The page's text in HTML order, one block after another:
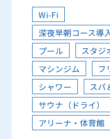
Wi-Fi
深夜早朝コース導
プール
スタジ
マシンジム
フ
シャワー
スパ
サウナ（ドライ）
アリーナ・体育館